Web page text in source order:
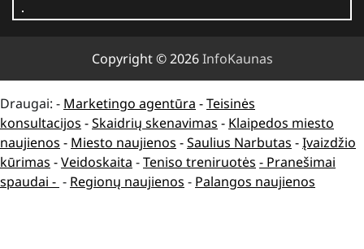
Copyright © 2026InfoKaunas
Draugai: - Marketingo agentūra -Teisinės
konsultacijos -Skaidrių skenavimas - Klaipedos miesto
naujienos - Miesto naujienos -Saulius Narbutas -Įvaizdžio
kūrimas -Veidoskaita -Teniso treniruotės - Pranešimai
spaudai - - Regionų naujienos - Palangos naujienos